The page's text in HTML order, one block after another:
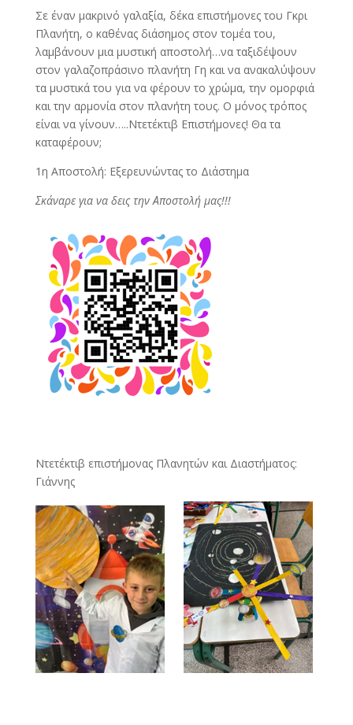
Σε έναν μακρινό γαλαξία, δέκα επιστήμονες του Γκρι
Πλανήτη, ο καθένας διάσημος στον τομέα του,
λαμβάνουν μια μυστική αποστολή…να ταξιδέψουν
στον γαλαζοπράσινο πλανήτη Γη και να ανακαλύψουν
τα μυστικά του για να φέρουν το χρώμα, την ομορφιά
και την αρμονία στον πλανήτη τους. Ο μόνος τρόπος
είναι να γίνουν…..Ντετέκτιβ Επιστήμονες! Θα τα
καταφέρουν;
1η Αποστολή: Εξερευνώντας το Διάστημα
Σκάναρε για να δεις την Αποστολή μας!!!
Ντετέκτιβ επιστήμονας Πλανητών και Διαστήματος:
Γιάννης